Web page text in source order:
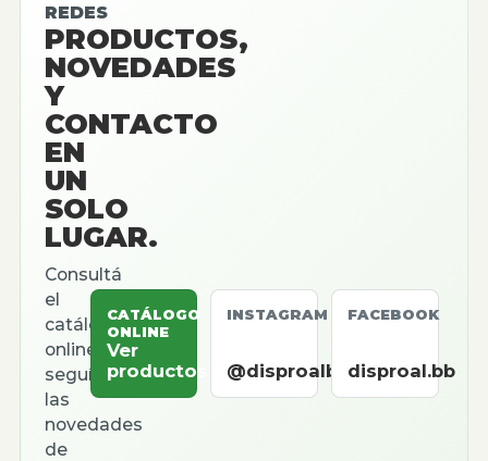
REDES
PRODUCTOS,
NOVEDADES
Y
CONTACTO
EN
UN
SOLO
LUGAR.
Consultá
el
catálogo
online,
seguí
las
novedades
de
CATÁLOGO
ONLINE
Ver
productos
INSTAGRAM
@disproalbb
FACEBOOK
disproal.bb